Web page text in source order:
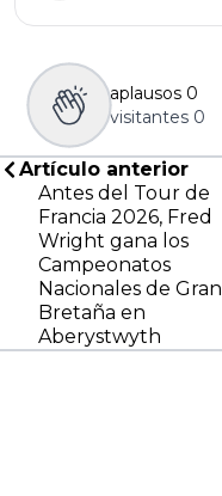
aplausos 0
visitantes 0
Artículo anterior
Antes del Tour de
Francia 2026, Fred
Wright gana los
Campeonatos
Nacionales de Gran
Bretaña en
Aberystwyth